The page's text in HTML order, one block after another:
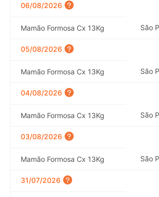
06/08/2026
Mamão Formosa Cx 13Kg São
05/08/2026
Mamão Formosa Cx 13Kg São
04/08/2026
Mamão Formosa Cx 13Kg São
03/08/2026
Mamão Formosa Cx 13Kg São
31/07/2026